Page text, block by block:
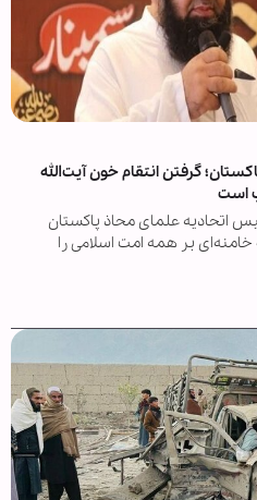
گرفتن انتقام خون آیت‌الله
است
اتحادیه علمای محاذ پاکستان
خامنه‌ای بر همه امت اسلامی را